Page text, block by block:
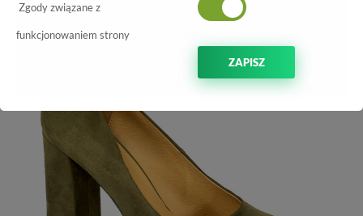
Zgody związane z
funkcjonowaniem strony
ZAPISZ